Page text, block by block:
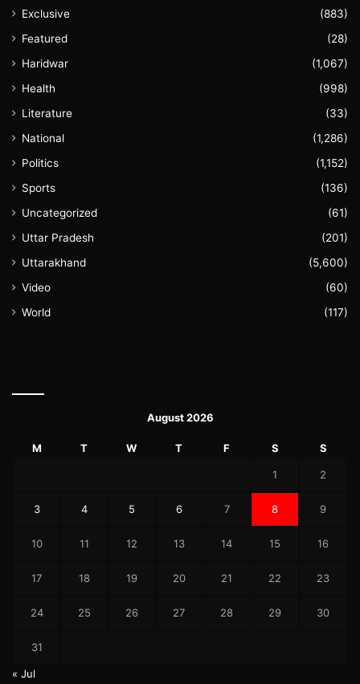
Exclusive
(883)
Featured
(28)
Haridwar
(1,067)
Health
(998)
Literature
(33)
National
(1,286)
Politics
(1,152)
Sports
(136)
Uncategorized
(61)
Uttar Pradesh
(201)
Uttarakhand
(5,600)
Video
(60)
World
(117)
August 2026
M T W T F S S
1 2
3 4 5 6 7 8 9
10 11 12 13 14 15 16
17 18 19 20 21 22 23
24 25 26 27 28 29 30
31
« Jul